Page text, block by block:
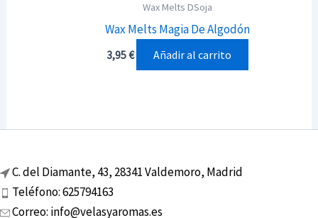
Wax Melts DSoja
Wax Melts Magia De Algodón
3,95€ Añadir al carrito
C. del Diamante, 43, 28341 Valdemoro, Madrid
Teléfono: 625794163
Correo: info@velasyaromas.es